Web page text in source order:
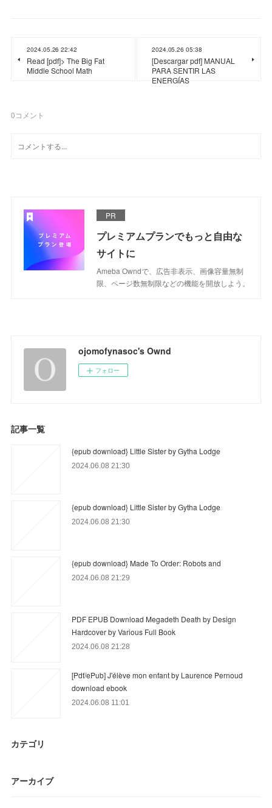
2024.05.26 22:42
Read [pdf]> The Big Fat
Middle School Math
2024.05.26 05:38
[Descargar pdf] MANUAL
PARA SENTIR LAS
ENERGÍAS
0コメント
PR
プレミアムプランでもっと自由な
サイトに
Ameba Owndで、広告非表示、画像容量無制
限、ページ数無制限などの機能を開放しよう。
ojomofynasoc's Ownd
フォロー
記事一覧
{epub download} Little Sister by Gytha Lodge
2024.06.08 21:30
{epub download} Little Sister by Gytha Lodge
2024.06.08 21:30
{epub download} Made To Order: Robots and
2024.06.08 21:29
PDF EPUB Download Megadeth Death by Design
Hardcover by Various Full Book
2024.06.08 21:28
[Pdf/ePub] J'élève mon enfant by Laurence Pernoud
download ebook
2024.06.08 11:01
カテゴリ
アーカイブ